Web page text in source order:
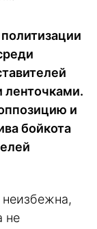
ленточками.
и
бойкота
не